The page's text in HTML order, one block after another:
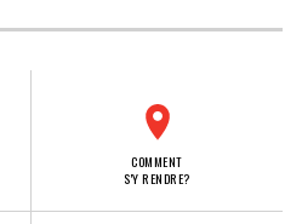
COMMENT
S'Y RENDRE?